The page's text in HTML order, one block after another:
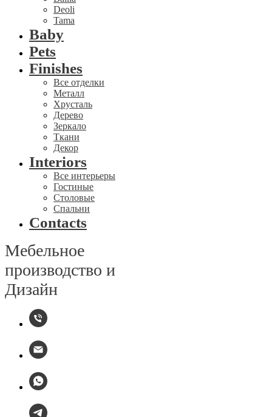
Deoli
Tama
Baby
Pets
Finishes
Все отделки
Металл
Хрусталь
Дерево
Зеркало
Ткани
Декор
Interiors
Все интерьеры
Гостиные
Столовые
Спальни
Contacts
Мебельное
производство и
Дизайн